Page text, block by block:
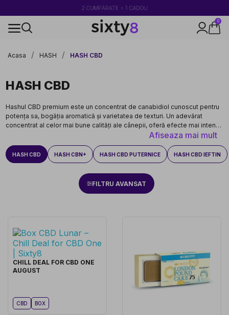
2 CUMPĂRATE = 1 CADOU
0
Acasa
HASH HASH CBD
HASH CBD
Hashul CBD premium este un concentrat de canabidiol cunoscut pentru
potența sa, bogăția aromatică și varietatea de texturi. Un adevărat
concentrat al celor mai bune calități ale cânepii, oferă efecte mai intense
și mai țintite decât floarea simplă. La Sixty8, selectăm cu grijă loturile
noastre de hash CBD, garantând puritatea, trasabilitatea și conformitatea
cu standardele europene. Fie că ești un începător curios sau un
consumator experimentat, gama noastră premium oferă o selecție
experiență CBD excepțională.
Afiseaza mai mult
HASH CBD HASH CBN+ HASH CBD PUTERNICE HASH CBD IEFTIN
FILTRU AVANSAT
CHILL DEAL FOR CBD ONE
AUGUST
CBD BOX